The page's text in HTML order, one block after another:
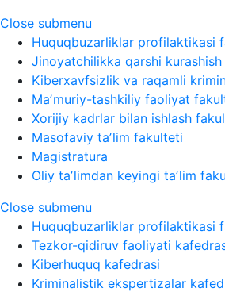
Close submenu
Huquqbuzarliklar profilaktikasi
Jinoyatchilikka qarshi
Kiberxavfsizlik va raqamli
Maʼmuriy-tashkiliy faoliyat
Xorijiy kadrlar bilan ishlash
Masofaviy taʼlim fakulteti
Magistratura
Oliy taʼlimdan keyingi taʼlim
Close submenu
Huquqbuzarliklar profilaktikasi
Tezkor-qidiruv faoliyati
Kiberhuquq kafedrasi
Kriminalistik ekspertizalar